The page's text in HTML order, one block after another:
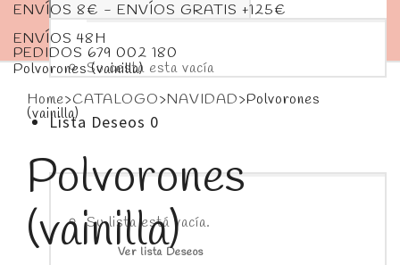
Su cesta esta vacía
Lista Deseos 0
Su lista está vacía.
Ver lista Deseos
ENVÍOS 8€ - ENVÍOS GRATIS +125€
ENVÍOS 48H
PEDIDOS 679 002 180
Polvorones (vainilla)
Home>CATALOGO>NAVIDAD>Polvorones
(vainilla)
Polvorones
(vainilla)